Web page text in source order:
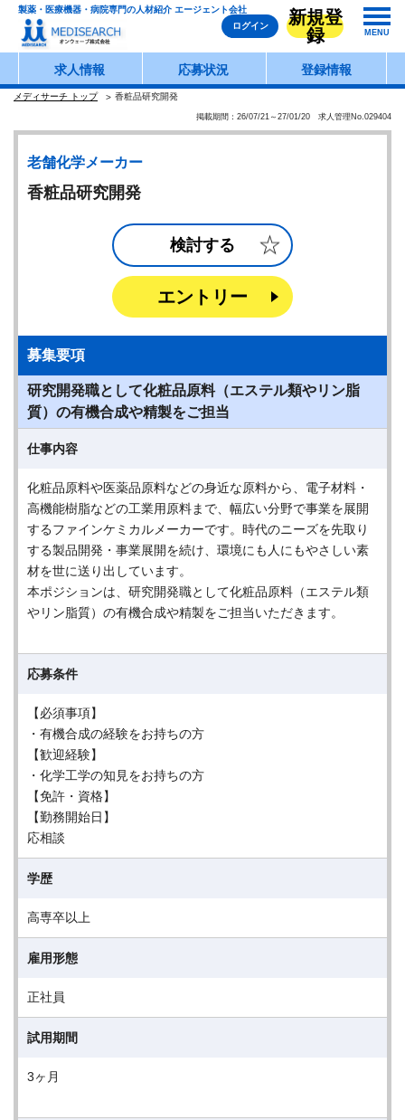
製薬・医療機器・病院専門の人材紹介 エージェント会社
ログイン
新規登
録
MENU
求人情報 応募状況 登録情報
メディサーチ トップ 香粧品研究開発
掲載期間：26/07/21～27/01/20 求人管理No.029404
老舗化学メーカー
香粧品研究開発
検討する
エントリー
募集要項
研究開発職として化粧品原料（エステル類やリン脂
質）の有機合成や精製をご担当
仕事内容
化粧品原料や医薬品原料などの身近な原料から、電子材料・
高機能樹脂などの工業用原料まで、幅広い分野で事業を展開
するファインケミカルメーカーです。時代のニーズを先取り
する製品開発・事業展開を続け、環境にも人にもやさしい素
材を世に送り出しています。
本ポジションは、研究開発職として化粧品原料（エステル類
やリン脂質）の有機合成や精製をご担当いただきます。
応募条件
【必須事項】
・有機合成の経験をお持ちの方
【歓迎経験】
・化学工学の知見をお持ちの方
【免許・資格】
【勤務開始日】
応相談
学歴
高専卒以上
雇用形態
正社員
試用期間
3ヶ月